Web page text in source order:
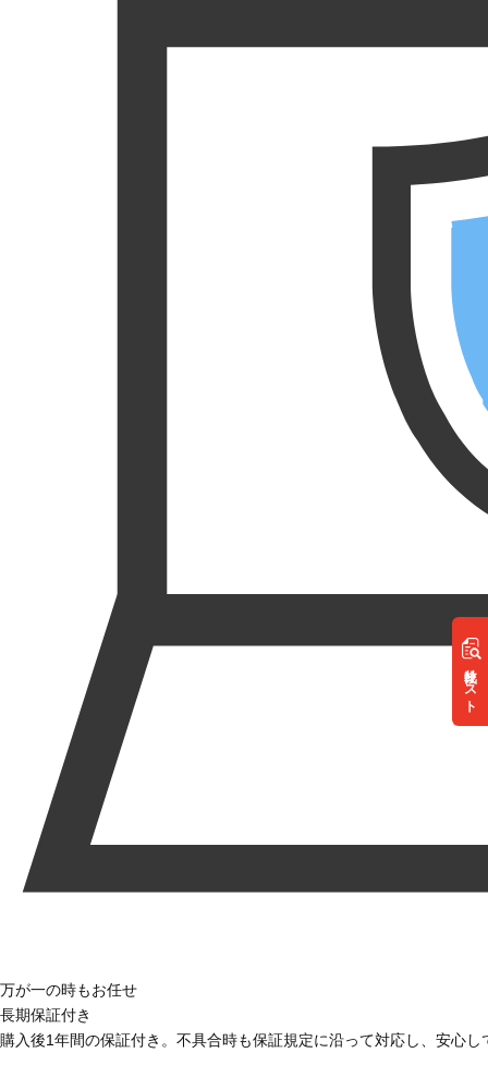
リスト
万が一の時もお任せ
長期保証付き
購入後1年間の保証付き。不具合時も保証規定に沿って対応し、安心